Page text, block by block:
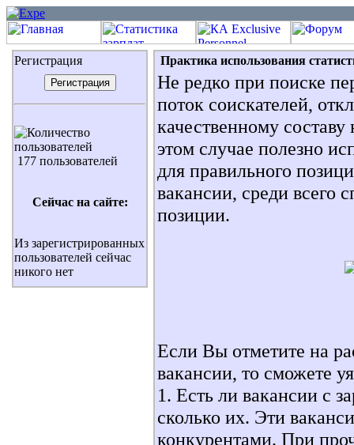
Регистрация
177 пользователей
Сейчас на сайте:
Из зарегистрированных
пользователей сейчас
никого нет
Практика использования
Не редко при поиске
поток соискателей,
качественному
этом случае полезно
для правильного
вакансии, среди всего
позиции.
Если Вы отметите на
вакансии, то сможете
1. Есть ли вакансии с
сколько их. Эти
конкурентами. При